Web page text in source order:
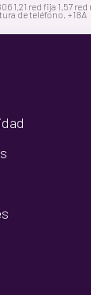
1,21 red fija 1,57
de teléfono. +18A